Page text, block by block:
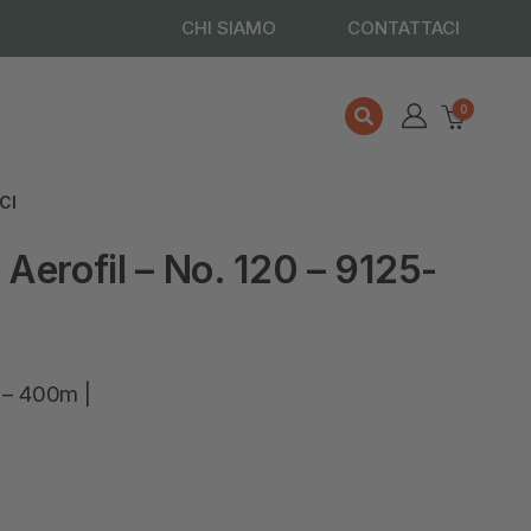
CHI SIAMO CONTATTACI
0
– No. 120 – 9125-
400m |